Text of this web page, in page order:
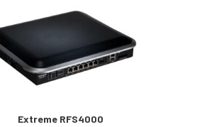
Extreme RFS4000